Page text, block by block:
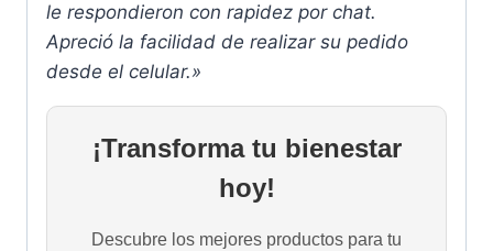
le respondieron con rapidez por chat.
Apreció la facilidad de realizar su pedido
desde el celular.»
¡Transforma tu bienestar
hoy!
Descubre los mejores productos para tu